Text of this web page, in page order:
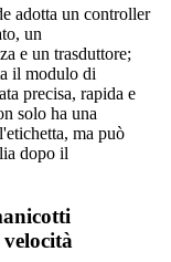
adotta un controller
un
e un trasduttore;
il modulo di
precisa, rapida e
solo ha una
ma può
dopo il